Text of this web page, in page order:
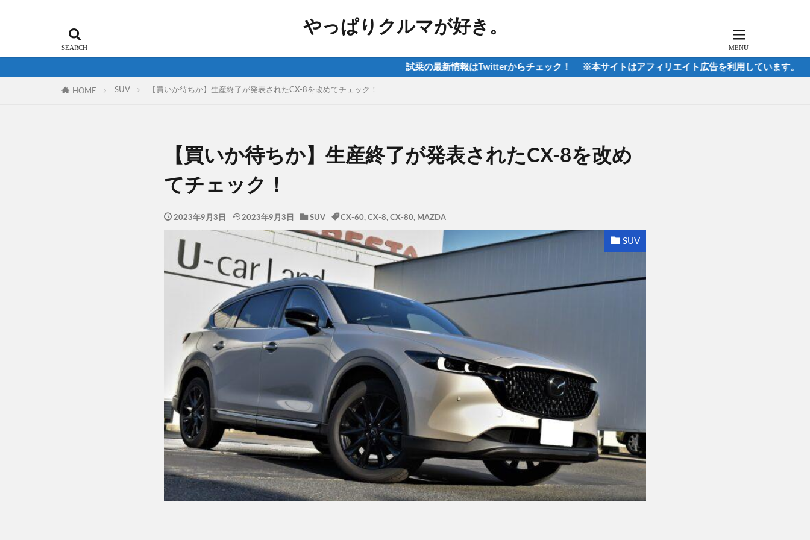
やっぱりクルマが好き。
試乗の最新情報はTwitterからチェック！ ※本サイトはアフィリエイト広告を利用しています。
HOME SUV 【買いか待ちか】生産終了が発表されたCX-8を改めてチェック！
【買いか待ちか】生産終了が発表されたCX-8を改め
てチェック！
2023年9月3日 2023年9月3日 SUV CX-60, CX-8, CX-80, MAZDA
SUV